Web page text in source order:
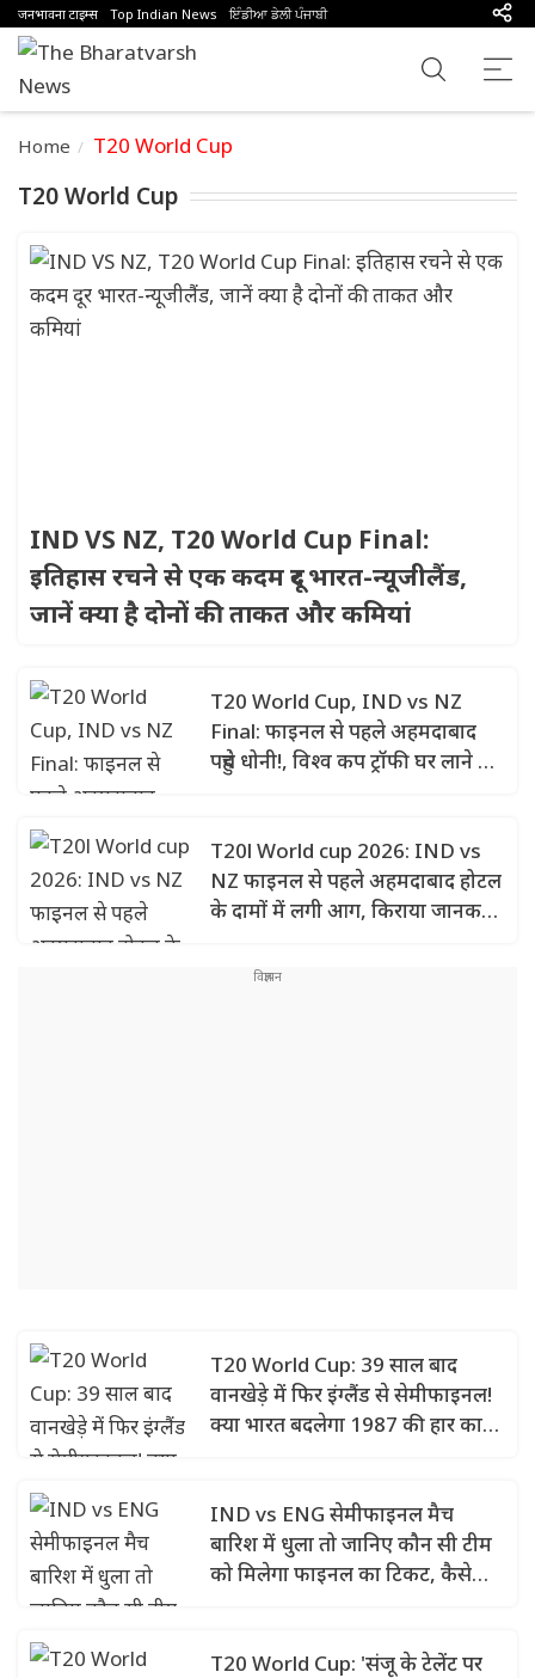
जनभावना टाइम्स Top Indian News ਇੰਡੀਆ ਡੇਲੀ ਪੰਜਾਬੀ
Home T20 World Cup
T20 World Cup
IND VS NZ, T20 World Cup Final:
इतिहास रचने से एक कदम दूर भारत-न्यूजीलैंड,
जानें क्या है दोनों की ताकत और कमियां
T20 World Cup, IND vs NZ
Final: फाइनल से पहले अहमदाबाद
पहुंचे धोनी!, विश्व कप ट्रॉफी घर लाने की
T20l World cup 2026: IND vs
NZ फाइनल से पहले अहमदाबाद होटल
के दामों में लगी आग, किराया जानकर
T20 World Cup: 39 साल बाद
वानखेड़े में फिर इंग्लैंड से सेमीफाइनल!
क्या भारत बदलेगा 1987 की हार का
IND vs ENG सेमीफाइनल मैच
बारिश में धुला तो जानिए कौन सी टीम
को मिलेगा फाइनल का टिकट, कैसे
T20 World Cup: 'संजू के टेलेंट पर